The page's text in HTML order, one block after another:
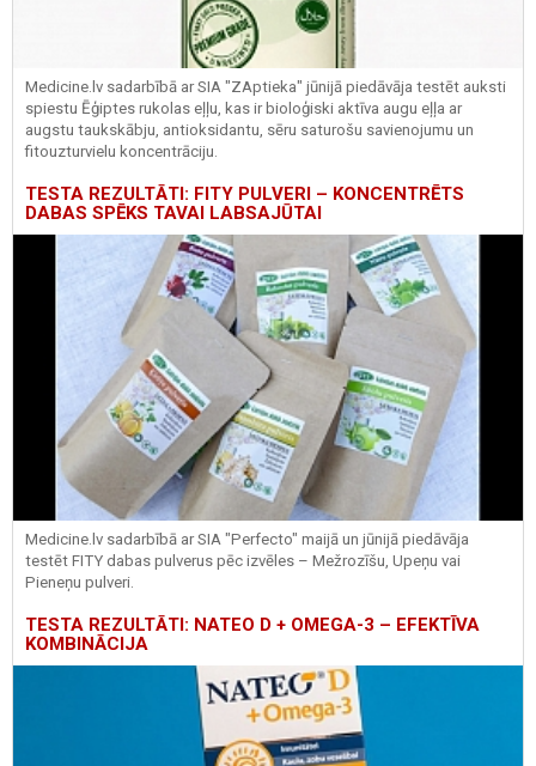
Medicine.lv sadarbībā ar SIA "ZAptieka" jūnijā piedāvāja testēt auksti
spiestu Ēģiptes rukolas eļļu, kas ir bioloģiski aktīva augu eļļa ar
augstu taukskābju, antioksidantu, sēru saturošu savienojumu un
fitouzturvielu koncentrāciju.
TESTA REZULTĀTI: FITY PULVERI – KONCENTRĒTS
DABAS SPĒKS TAVAI LABSAJŪTAI
Medicine.lv sadarbībā ar SIA "Perfecto" maijā un jūnijā piedāvāja
testēt FITY dabas pulverus pēc izvēles – Mežrozīšu, Upeņu vai
Pieneņu pulveri.
TESTA REZULTĀTI: NATEO D + OMEGA-3 – EFEKTĪVA
KOMBINĀCIJA